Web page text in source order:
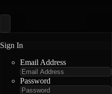
Sign In
Email Address
Password